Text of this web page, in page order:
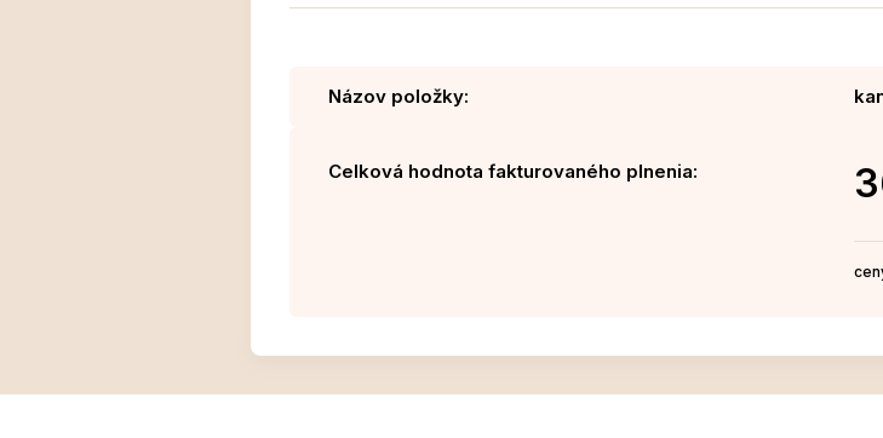
Názov položky:
Celková hodnota fakturovaného plnenia: